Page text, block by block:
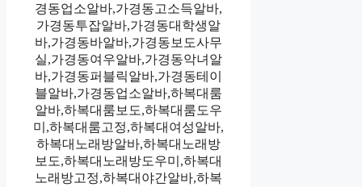
경동업소알바,가경동고소득알바,
가경동투잡알바,가경동대학생알
바,가경동바알바,가경동보도사무
실,가경동여우알바,가경동악녀알
바,가경동퍼블릭알바,가경동테이
블알바,가경동업소알바,하복대룸
알바,하복대룸보도,하복대룸도우
미,하복대룸고정,하복대여성알바,
하복대노래방알바,하복대노래방
보도,하복대노래방도우미,하복대
노래방고정,하복대야간알바,하복